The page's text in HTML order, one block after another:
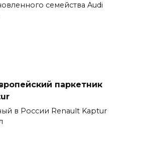
семейства Audi
паркетник
в России Renault Kaptur